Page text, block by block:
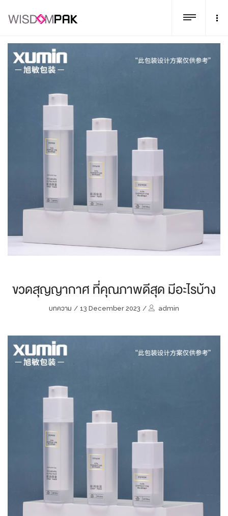
ขวดสุญญากาศ ที่คุณภาพดีสุด มีอะไรบ้าง
บทความ / 13 December 2023 / admin